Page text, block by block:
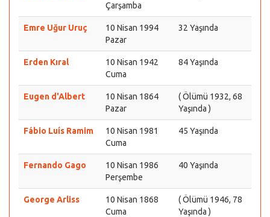
Çarşamba
Emre Uğur Uruç
10 Nisan 1994
Pazar
32 Yaşında
Erden Kıral
10 Nisan 1942
Cuma
84 Yaşında
Eugen d'Albert
10 Nisan 1864
Pazar
( Ölümü 1932, 68
Yaşında )
Fábio Luís Ramim
10 Nisan 1981
Cuma
45 Yaşında
Fernando Gago
10 Nisan 1986
Perşembe
40 Yaşında
George Arliss
10 Nisan 1868
Cuma
( Ölümü 1946, 78
Yaşında )